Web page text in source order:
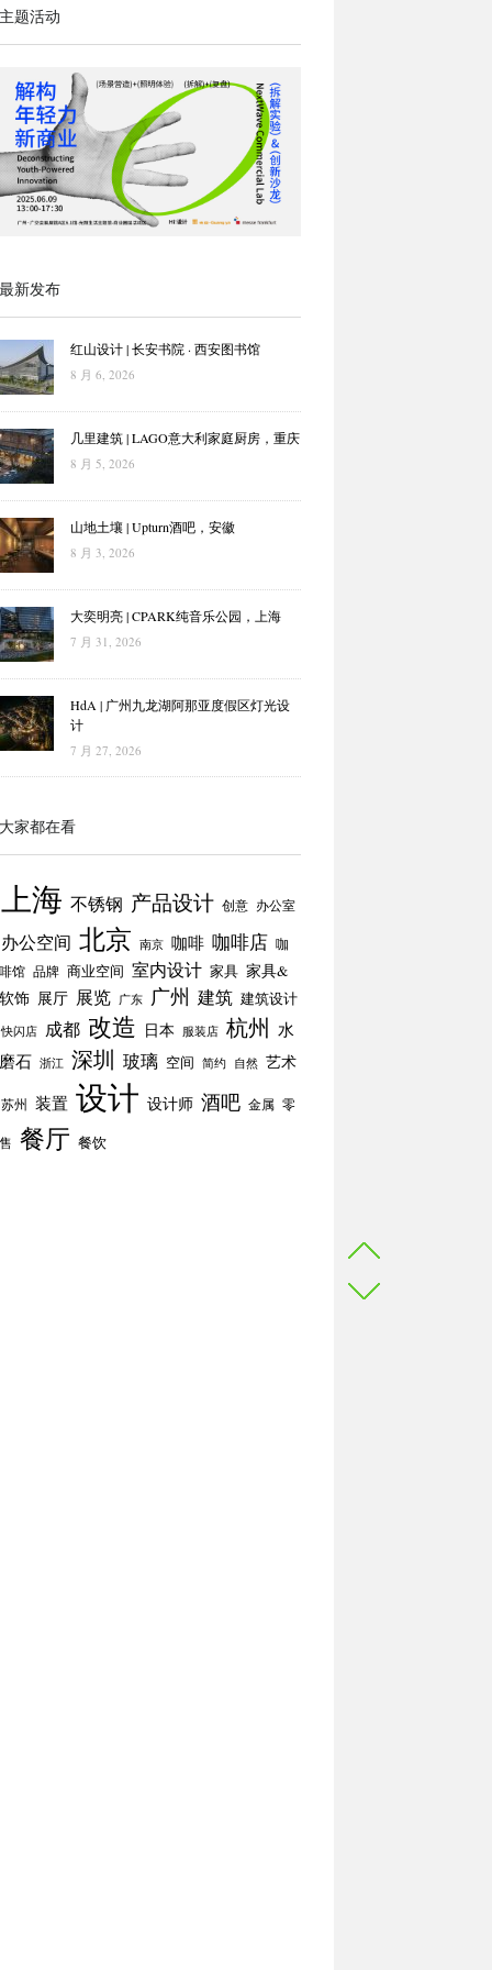
题活动
新发布
红山设计 | 长安书院 · 西安图书馆
8 月 6, 2026
几里建筑 | LAGO意大利家庭厨房，重庆
8 月 5, 2026
山地土壤 | Upturn酒吧，安徽
8 月 3, 2026
大奕明亮 | CPARK纯音乐公园，上海
7 月 31, 2026
HdA | 广州九龙湖阿那亚度假区灯光设
计
7 月 27, 2026
家都在看
上海 不锈钢 产品设计 创意 办公室
办公空间 北京 南京 咖啡 咖啡店 咖
馆 品牌 商业空间 室内设计 家具 家具&
饰 展厅 展览 广东 广州 建筑 建筑设计
快闪店 成都 改造 日本 服装店 杭州 水
石 浙江 深圳 玻璃 空间 简约 自然 艺术
苏州 装置 设计 设计师 酒吧 金属 零
餐厅 餐饮